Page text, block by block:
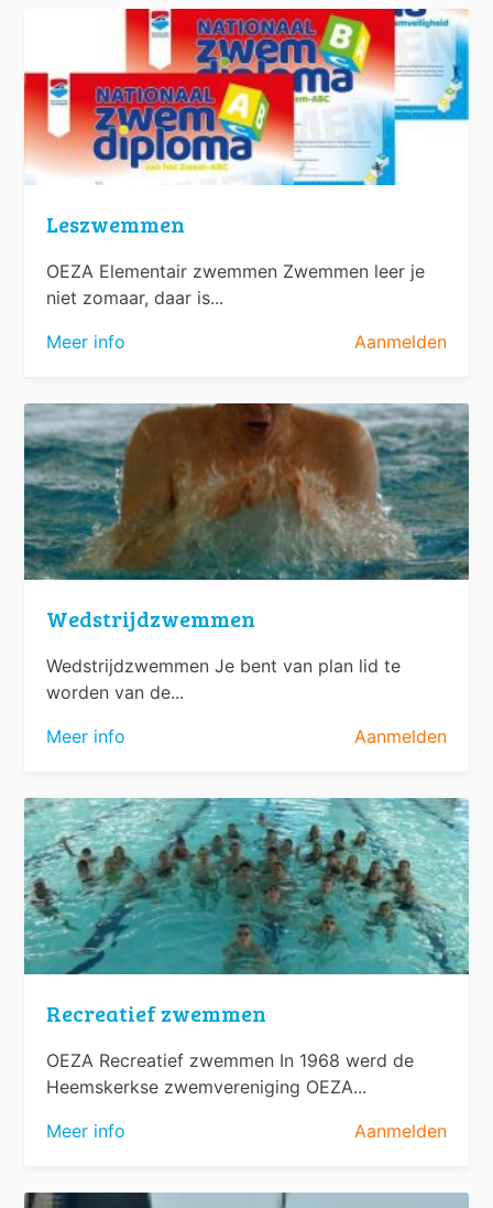
Leszwemmen
OEZA Elementair zwemmen Zwemmen leer je
niet zomaar, daar is...
Meer info
Aanmelden
Wedstrijdzwemmen
Wedstrijdzwemmen Je bent van plan lid te
worden van de...
Meer info
Aanmelden
Recreatief zwemmen
OEZA Recreatief zwemmen In 1968 werd de
Heemskerkse zwemvereniging OEZA...
Meer info
Aanmelden